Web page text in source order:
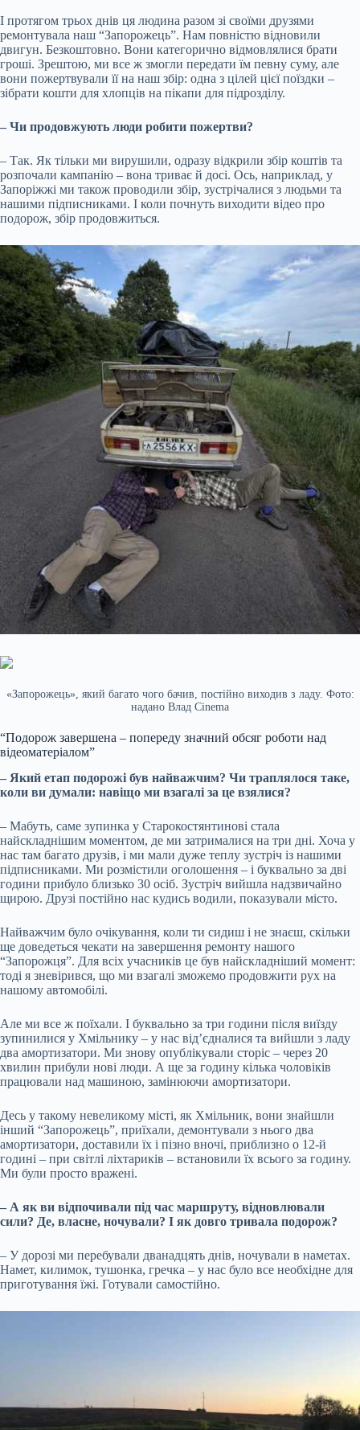
І протягом трьох днів ця людина разом зі своїми друзями
ремонтувала наш “Запорожець”. Нам повністю відновили
двигун. Безкоштовно. Вони категорично відмовлялися брати
гроші. Зрештою, ми все ж змогли передати їм певну суму, але
вони пожертвували її на наш збір: одна з цілей цієї поїздки –
зібрати кошти для хлопців на пікапи для підрозділу.
– Чи продовжують люди робити пожертви?
– Так. Як тільки ми вирушили, одразу відкрили збір коштів та
розпочали кампанію – вона триває й досі. Ось, наприклад, у
Запоріжжі ми також проводили збір, зустрічалися з людьми та
нашими підписниками. І коли почнуть виходити відео про
подорож, збір продовжиться.
«Запорожець», який багато чого бачив, постійно виходив з ладу. Фото:
надано Влад Cinema
“Подорож завершена – попереду значний обсяг роботи над
відеоматеріалом”
– Який етап подорожі був найважчим? Чи траплялося таке,
коли ви думали: навіщо ми взагалі за це взялися?
– Мабуть, саме зупинка у Старокостянтинові стала
найскладнішим моментом, де ми затрималися на три дні. Хоча у
нас там багато друзів, і ми мали дуже теплу зустріч із нашими
підписниками. Ми розмістили оголошення – і буквально за дві
години прибуло близько 30 осіб. Зустріч вийшла надзвичайно
щирою. Друзі постійно нас кудись водили, показували місто.
Найважчим було очікування, коли ти сидиш і не знаєш, скільки
ще доведеться чекати на завершення ремонту нашого
“Запорожця”. Для всіх учасників це був найскладніший момент:
тоді я зневірився, що ми взагалі зможемо продовжити рух на
нашому автомобілі.
Але ми все ж поїхали. І буквально за три години після виїзду
зупинилися у Хмільнику – у нас від’єдналися та вийшли з ладу
два амортизатори. Ми знову опублікували сторіс – через 20
хвилин прибули нові люди. А ще за годину кілька чоловіків
працювали над машиною, замінюючи амортизатори.
Десь у такому невеликому місті, як Хмільник, вони знайшли
інший “Запорожець”, приїхали, демонтували з нього два
амортизатори, доставили їх і пізно вночі, приблизно о 12-й
годині – при світлі ліхтариків – встановили їх всього за годину.
Ми були просто вражені.
– А як ви відпочивали під час маршруту, відновлювали
сили? Де, власне, ночували? І як довго тривала подорож?
– У дорозі ми перебували дванадцять днів, ночували в наметах.
Намет, килимок, тушонка, гречка – у нас було все необхідне для
приготування їжі. Готували самостійно.